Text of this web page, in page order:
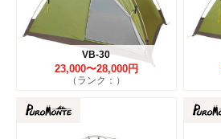
VB-30
23,000〜28,000円
（ランク：）